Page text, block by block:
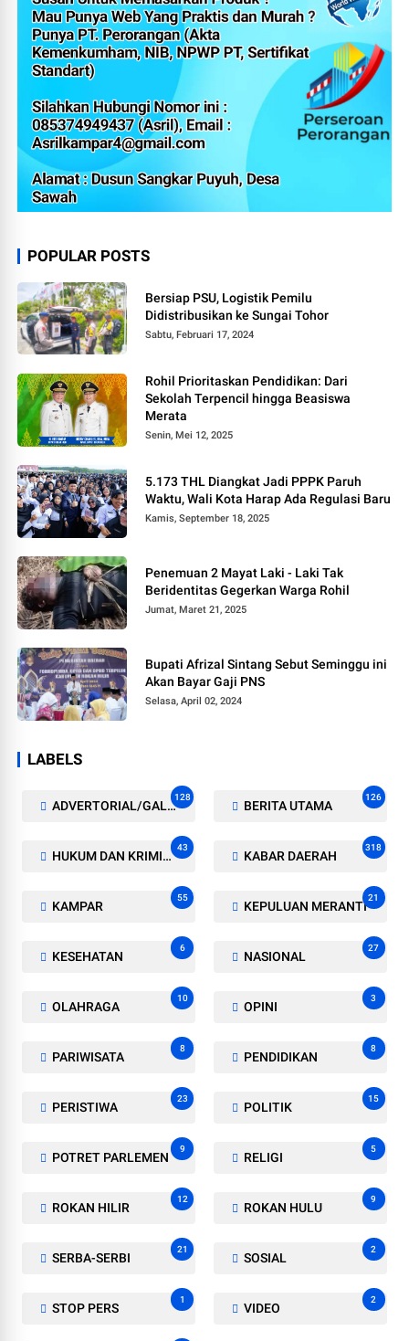
POPULAR POSTS
Bersiap PSU, Logistik Pemilu
Didistribusikan ke Sungai Tohor
Sabtu, Februari 17, 2024
Rohil Prioritaskan Pendidikan: Dari
Sekolah Terpencil hingga Beasiswa
Merata
Senin, Mei 12, 2025
5.173 THL Diangkat Jadi PPPK Paruh
Waktu, Wali Kota Harap Ada Regulasi Baru
Kamis, September 18, 2025
Penemuan 2 Mayat Laki - Laki Tak
Beridentitas Gegerkan Warga Rohil
Jumat, Maret 21, 2025
Bupati Afrizal Sintang Sebut Seminggu ini
Akan Bayar Gaji PNS
Selasa, April 02, 2024
LABELS
ADVERTORIAL/GALERI
128
BERITA UTAMA
126
HUKUM DAN KRIMINAL
43
KABAR DAERAH
318
KAMPAR
55
KEPULUAN MERANTI
21
KESEHATAN
6
NASIONAL
27
OLAHRAGA
10
OPINI
3
PARIWISATA
8
PENDIDIKAN
8
PERISTIWA
23
POLITIK
15
POTRET PARLEMEN
9
RELIGI
5
ROKAN HILIR
12
ROKAN HULU
9
SERBA-SERBI
21
SOSIAL
2
STOP PERS
1
VIDEO
2